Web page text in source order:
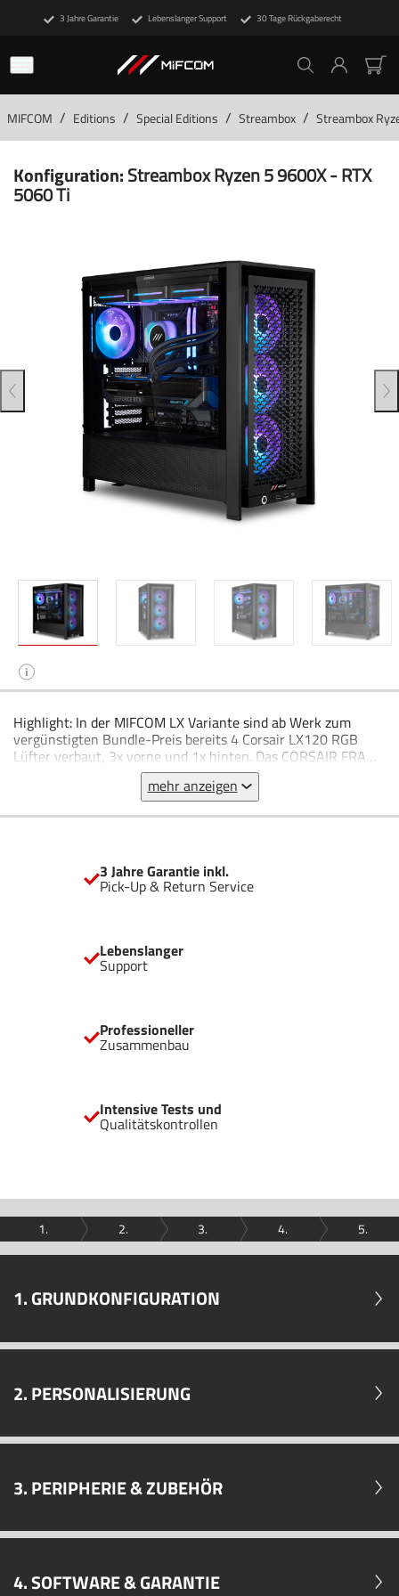
3 Jahre Garantie Lebenslanger Support 30 Tage Rückgaberecht
MIFCOM / Editions / Special Editions / Streambox / Streambox
Konfiguration:Streambox Ryzen 5 9600X - RTX
5060 Ti
i
Highlight: In der MIFCOM LX Variante sind ab Werk zum
vergünstigten Bundle-Preis bereits 4 Corsair LX120 RGB
Lüfter verbaut, 3x vorne und 1x hinten. Das CORSAIR FRAME
4000D ist ein vollmodulares und geräumiges Mid-Tower-PC-
Gehäuse mit infiniRail™-Lüfterhalterung und kompatibel mit
Mainboards mit rückseitigen Anschlüssen. Es beinhaltet:
Vollständig modulares Design für eine noch bessere
Sag-Stabilisierungsarm Kompatibel mit Mainboards mit
rückseitigen Anschlüssen
mehr anzeigen
3 Jahre Garantie inkl.
Pick-Up & Return Service
Lebenslanger
Support
Professioneller
Zusammenbau
Intensive Tests und
Qualitätskontrollen
1. 2. 3. 4. 5.
1. GRUNDKONFIGURATION
2. PERSONALISIERUNG
3. PERIPHERIE & ZUBEHÖR
4. SOFTWARE & GARANTIE